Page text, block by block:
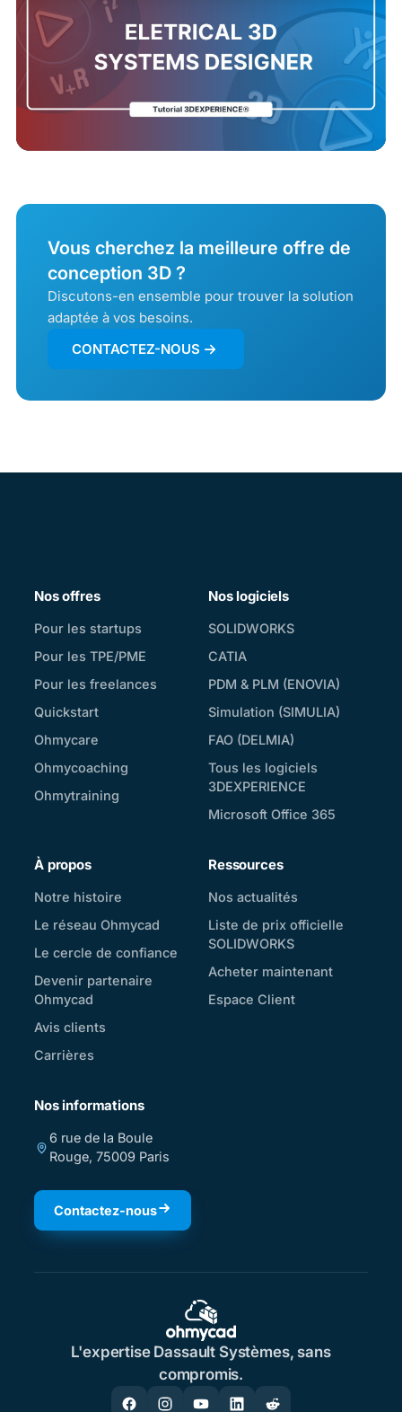
Vous cherchez la meilleure offre de
conception 3D ?
Discutons-en ensemble pour trouver la solution
adaptée à vos besoins.
CONTACTEZ-NOUS
Nos offres
Pour les startups
Pour les TPE/PME
Pour les freelances
Quickstart
Ohmycare
Ohmycoaching
Ohmytraining
Nos logiciels
SOLIDWORKS
CATIA
PDM & PLM (ENOVIA)
Simulation (SIMULIA)
FAO (DELMIA)
Tous les logiciels
3DEXPERIENCE
Microsoft Office 365
À propos
Notre histoire
Le réseau Ohmycad
Le cercle de confiance
Devenir partenaire
Ohmycad
Avis clients
Carrières
Ressources
Nos actualités
Liste de prix officielle
SOLIDWORKS
Acheter maintenant
Espace Client
Nos informations
6 rue de la Boule
Rouge, 75009 Paris
Contactez-nous
L'expertise Dassault Systèmes, sans
compromis.